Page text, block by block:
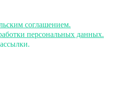
соглашением.
персональных данных.